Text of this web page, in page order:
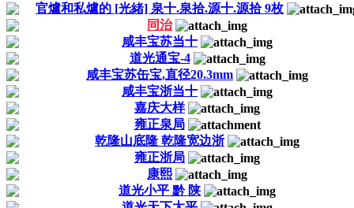
官爐和私爐的 [光緒] 泉十.泉拾.源十.源拾 9枚
同治
咸丰宝苏当十
道光通宝-4
咸丰宝苏缶宝,直径20.3mm
咸丰宝浙当十
嘉庆大样
雍正泉局
乾隆山底隆 乾隆宽边浙
雍正浙局
康熙
道光小平 黔 陕